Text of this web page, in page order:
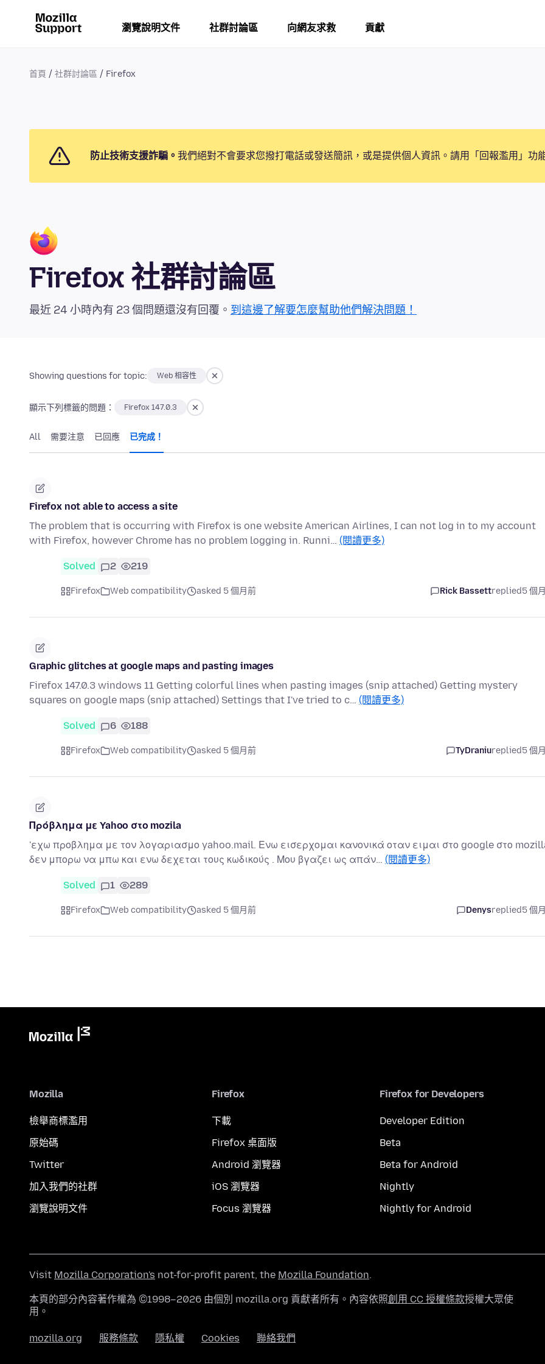
瀏覽說明文件 社群討論區 向網友求救 貢獻
首頁 社群討論區 Firefox
防止技術支援詐騙。 我們絕對不會要求您撥打電話或發送簡訊，或是提供個人資訊。請用「回報濫用」功
Firefox 社群討論區
最近 24 小時內有 23 個問題還沒有回覆。 到這邊了解要怎麼幫助他們解決問題！
Showing questions for topic: Web 相容性
顯示下列標籤的問題： Firefox 147.0.3
All 需要注意 已回應 已完成！
Firefox not able to access a site
The problem that is occurring with Firefox is one website American Airlines, I can not log in to my account
with Firefox, however Chrome has no problem logging in. Runni… (閱讀更多)
Solved 2 219
Firefox Web compatibility asked 5 個月前 Rick Bassettreplied5 個
Graphic glitches at google maps and pasting images
Firefox 147.0.3 windows 11 Getting colorful lines when pasting images (snip attached) Getting mystery
squares on google maps (snip attached) Settings that I've tried to c… (閱讀更多)
Solved 6 188
Firefox Web compatibility asked 5 個月前 TyDraniureplied5 個
Πρόβλημα με Yahoo στο mozila
'εχω προβλημα με τον λογαριασμο yahoo.mail. Ενω εισερχομαι κανονικά οταν ειμαι στο google στο
δεν μπορω να μπω και ενω δεχεται τους κωδικούς . Μου βγαζει ως απάν… (閱讀更多)
Solved 1 289
Firefox Web compatibility asked 5 個月前 Denysreplied5 個
Mozilla
檢舉商標濫用
原始碼
Twitter
加入我們的社群
瀏覽說明文件
Firefox
下載
Firefox 桌面版
Android 瀏覽器
iOS 瀏覽器
Focus 瀏覽器
Firefox for Developers
Developer Edition
Beta
Beta for Android
Nightly
Nightly for Android
Visit Mozilla Corporation's not-for-profit parent, the Mozilla Foundation.
本頁的部分內容著作權為 ©1998–2026 由個別 mozilla.org 貢獻者所有。內容依照創用 CC 授權條款授權大眾使
用。
mozilla.org 服務條款 隱私權 Cookies 聯絡我們